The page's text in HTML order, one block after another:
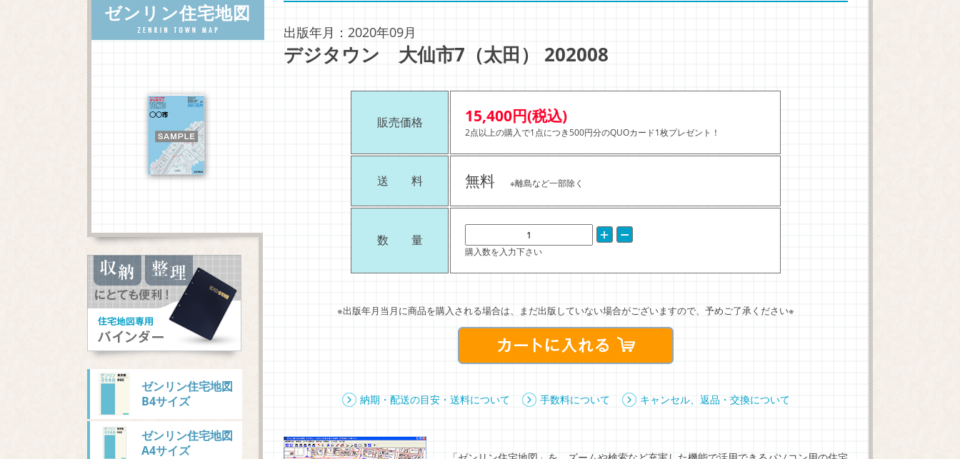
ゼンリン住宅地図
ゼンリン住宅地図
B4サイズ
ゼンリン住宅地図
A4サイズ
出版年月：2020年09月
デジタウン 大仙市7（太田） 202008
販売価格 15,400円(税込)
2点以上の購入で1点につき500円分のQUOカード1枚プレゼント！
送 料 無料 ※離島など一部除く
数 量
購入数を入力下さい
※出版年月当月に商品を購入される場合は、まだ出版していない場合がございますので、予めご了承ください※
納期・配送の目安・送料について 手数料について キャンセル、返品・交換について